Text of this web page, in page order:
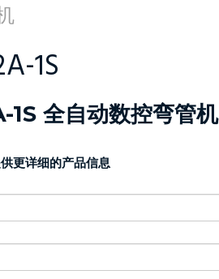
1S
全自动数控弯管机
更详细的产品信息